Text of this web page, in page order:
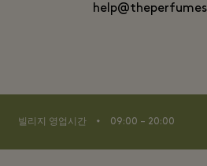
빌리지 영업시간 ⬩ 09:00 – 20:00